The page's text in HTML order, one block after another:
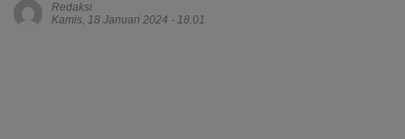
Redaksi
Kamis, 18 Januari 2024 - 18:01